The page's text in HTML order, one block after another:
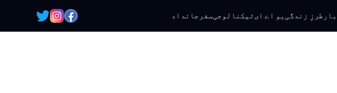
طرزِ زندگی یو اے ایٹیکنالوجیسفر جائداد